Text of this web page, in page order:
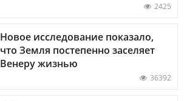
2425
Новое исследование показало,
что Земля постепенно заселяет
Венеру жизнью
36392